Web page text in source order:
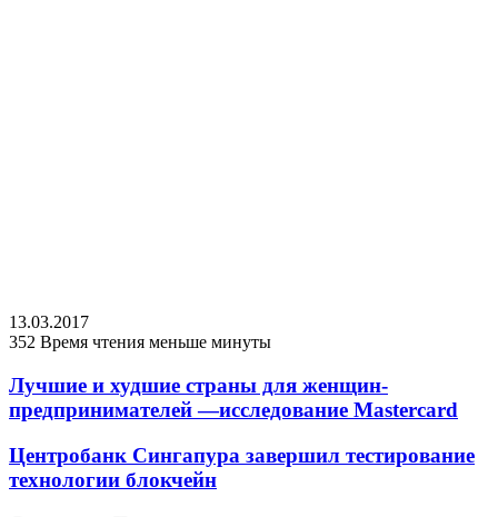
13.03.2017
352 Время чтения меньше минуты
Лучшие и худшие страны для женщин-
предпринимателей —исследование Mastercard
Центробанк Сингапура завершил тестирование
технологии блокчейн